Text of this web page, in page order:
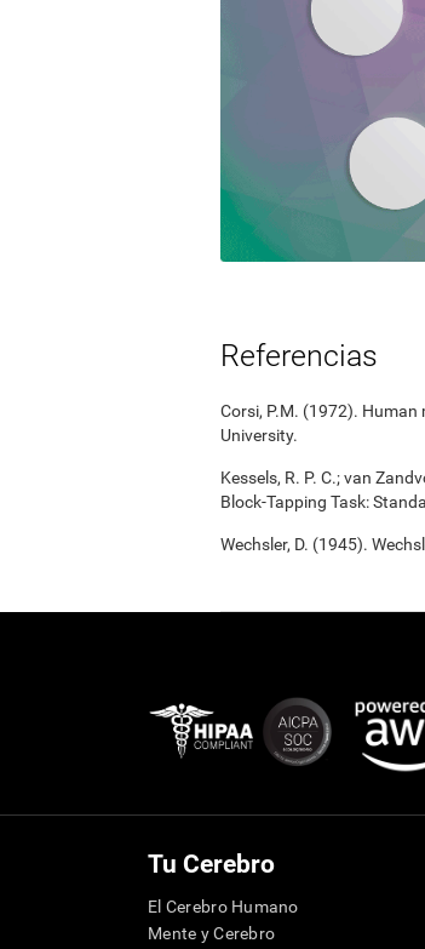
Referencias
Corsi, P.M. (1972). Human
University.
Kessels, R. P. C.; van
Block-Tapping Task:
Wechsler, D. (1945).
Tu Cerebro
El Cerebro Humano
Mente y Cerebro